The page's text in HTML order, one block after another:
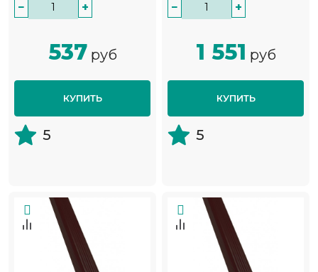
− +
537 руб
КУПИТЬ
5
− +
1 551 руб
КУПИТЬ
5